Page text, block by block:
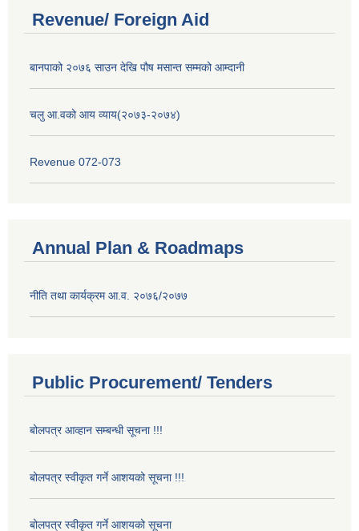
Revenue/ Foreign Aid
बानपाको २०७६ साउन देखि पौष मसान्त सम्मको आम्दानी
चलु आ.वको आय व्याय(२०७३-२०७४)
Revenue 072-073
Annual Plan & Roadmaps
नीति तथा कार्यक्रम आ.व. २०७६/२०७७
Public Procurement/ Tenders
बोलपत्र आव्हान सम्बन्धी सूचना !!!
बोलपत्र स्वीकृत गर्ने आशयको सूचना !!!
बोलपत्र स्वीकृत गर्ने आशयको सूचना